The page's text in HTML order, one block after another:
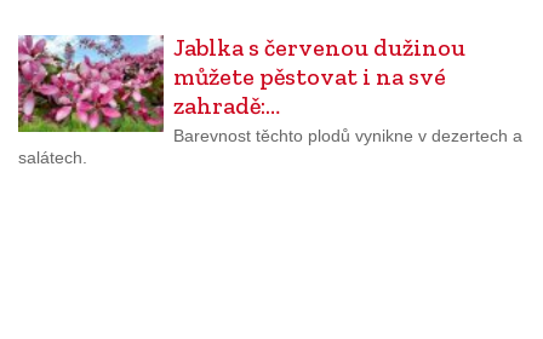
Jablka s červenou dužinou
můžete pěstovat i na své
zahradě:…
Barevnost těchto plodů vynikne v dezertech a
salátech.